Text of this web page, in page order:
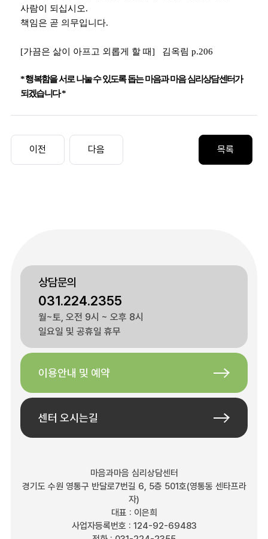
사람이 되십시오.
책임은 곧 의무입니다.
[가끔은 삶이 아프고 외롭게 할 때] 김옥림 p.206
*행복함을 서로 나눌 수 있도록 돕는 마음과 마음 심리상담센터가
되겠습니다*
마음과마음 심리상담센터
경기도 수원 영통구 반달로7번길 6, 5층 501호(영통동 센타프라
자)
대표 : 이은희
사업자등록번호 : 124-92-69483
상담문의
031.224.2355
월~토, 오전 9시 ~ 오후 8시
일요일 및 공휴일 휴무
이용안내 및 예약
센터 오시는길